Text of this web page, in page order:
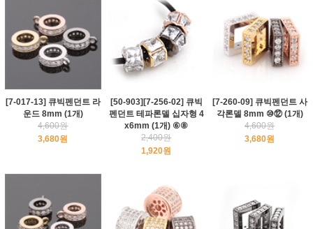
[7-017-13] 큐빅펜던트 라
운드 8mm (1개)
4,600원
3,680원
[50-903][7-256-02] 큐빅
펜던트 테파론델 십자형 4
x6mm (1개) ⑥⑧
2,400원
1,920원
[7-260-09] 큐빅펜던트 사
각론델 8mm ⑩⑫ (1개)
4,600원
3,680원